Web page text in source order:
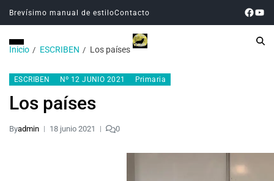
Brevísimo manual de estiloContacto
Inicio ESCRIBEN Los países
ESCRIBEN Nº 12 JUNIO 2021 Primaria
Los países
Byadmin 18 junio 2021 0